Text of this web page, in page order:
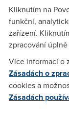
nejen síťových
9. 8. 2006
Digitální
O digitální
tom, jak se naše
Kliknutím na
funkční,
zařízení.
zpracování úplně
Více informací o
Zásadách o
cookies a
Zásadách